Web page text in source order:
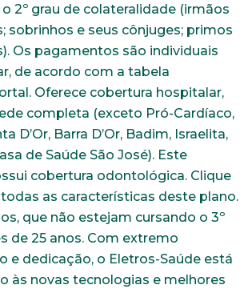
2º grau de colateralidade (irmãos
sobrinhos e seus cônjuges; primos
Os pagamentos são individuais
de acordo com a tabela
Oferece cobertura hospitalar,
completa (exceto Pró-Cardíaco,
D’Or, Barra D’Or, Badim, Israelita,
de Saúde São José). Este
cobertura odontológica. Clique
as características deste plano.
que não estejam cursando o 3º
de 25 anos. Com extremo
e dedicação, o Eletros-Saúde está
às novas tecnologias e melhores